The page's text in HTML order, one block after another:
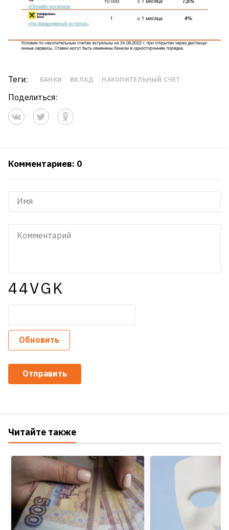
Теги: БАНКИ ВКЛАД НАКОПИТЕЛЬНЫЙ СЧЕТ
Поделиться:
Комментариев: 0
44VGK
Обновить
Отправить
Читайте также